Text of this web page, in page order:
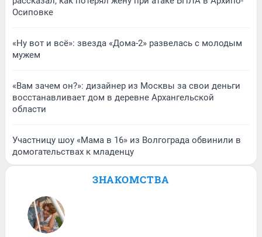
Осиповке
«Ну вот и всё»: звезда «Дома-2» развелась с молодым
мужем
«Вам зачем он?»: дизайнер из Москвы за свои деньги
восстанавливает дом в деревне Архангельской
области
Участницу шоу «Мама в 16» из Волгограда обвинили в
домогательствах к младенцу
ЗНАКОМСТВА